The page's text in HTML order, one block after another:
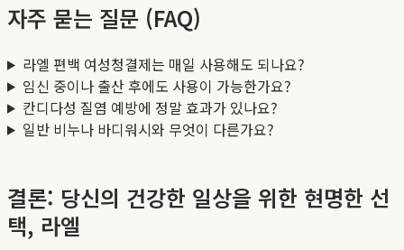
자주 묻는 질문 (FAQ)
라엘 편백 여성청결제는 매일 사용해도 되나요?
임신 중이나 출산 후에도 사용이 가능한가요?
칸디다성 질염 예방에 정말 효과가 있나요?
일반 비누나 바디워시와 무엇이 다른가요?
결론: 당신의 건강한 일상을 위한 현명한 선
택, 라엘